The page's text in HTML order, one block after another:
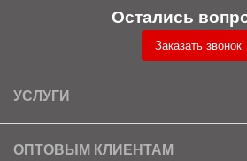
Остались
Заказать звонок
УСЛУГИ
Установка
ОПТОВЫМ КЛИЕНТАМ